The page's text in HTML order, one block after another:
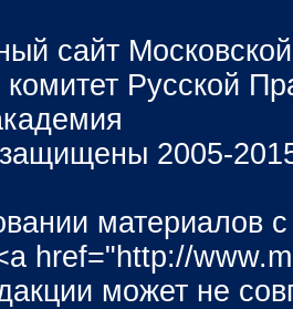
сайт
Русской
2005-
материалов
href="http://
может не